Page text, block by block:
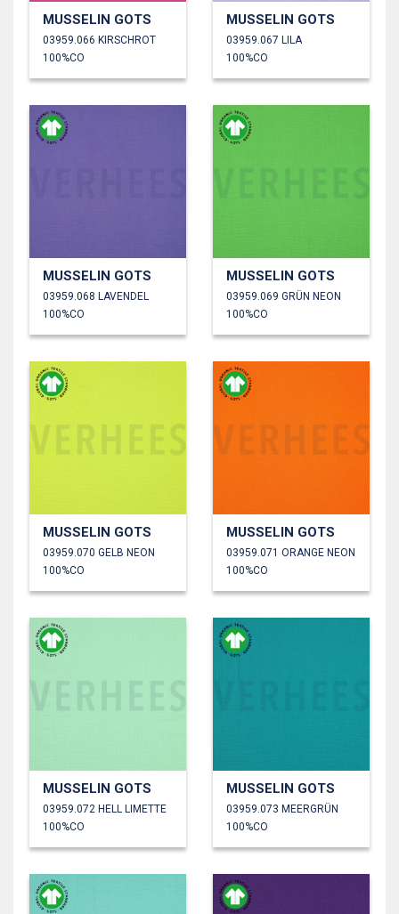
MUSSELIN GOTS
03959.066 KIRSCHROT
100%CO
MUSSELIN GOTS
03959.067 LILA
100%CO
MUSSELIN GOTS
03959.068 LAVENDEL
100%CO
MUSSELIN GOTS
03959.069 GRÜN NEON
100%CO
MUSSELIN GOTS
03959.070 GELB NEON
100%CO
MUSSELIN GOTS
03959.071 ORANGE NEON
100%CO
MUSSELIN GOTS
03959.072 HELL LIMETTE
100%CO
MUSSELIN GOTS
03959.073 MEERGRÜN
100%CO